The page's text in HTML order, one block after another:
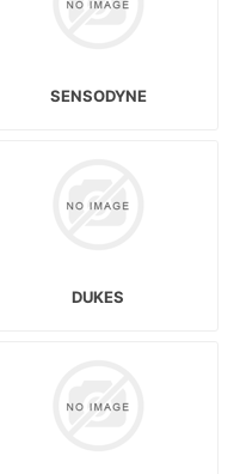
SENSODYNE
DUKES